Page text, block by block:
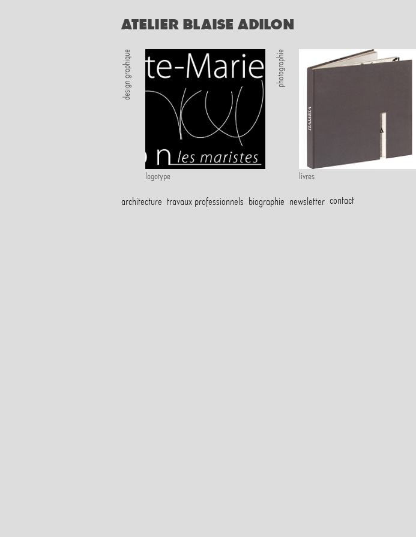
ATELIER BLAISE ADILON
design graphique
logotype
photographie
livres
architecture travaux professionnels biographie newsletter contact